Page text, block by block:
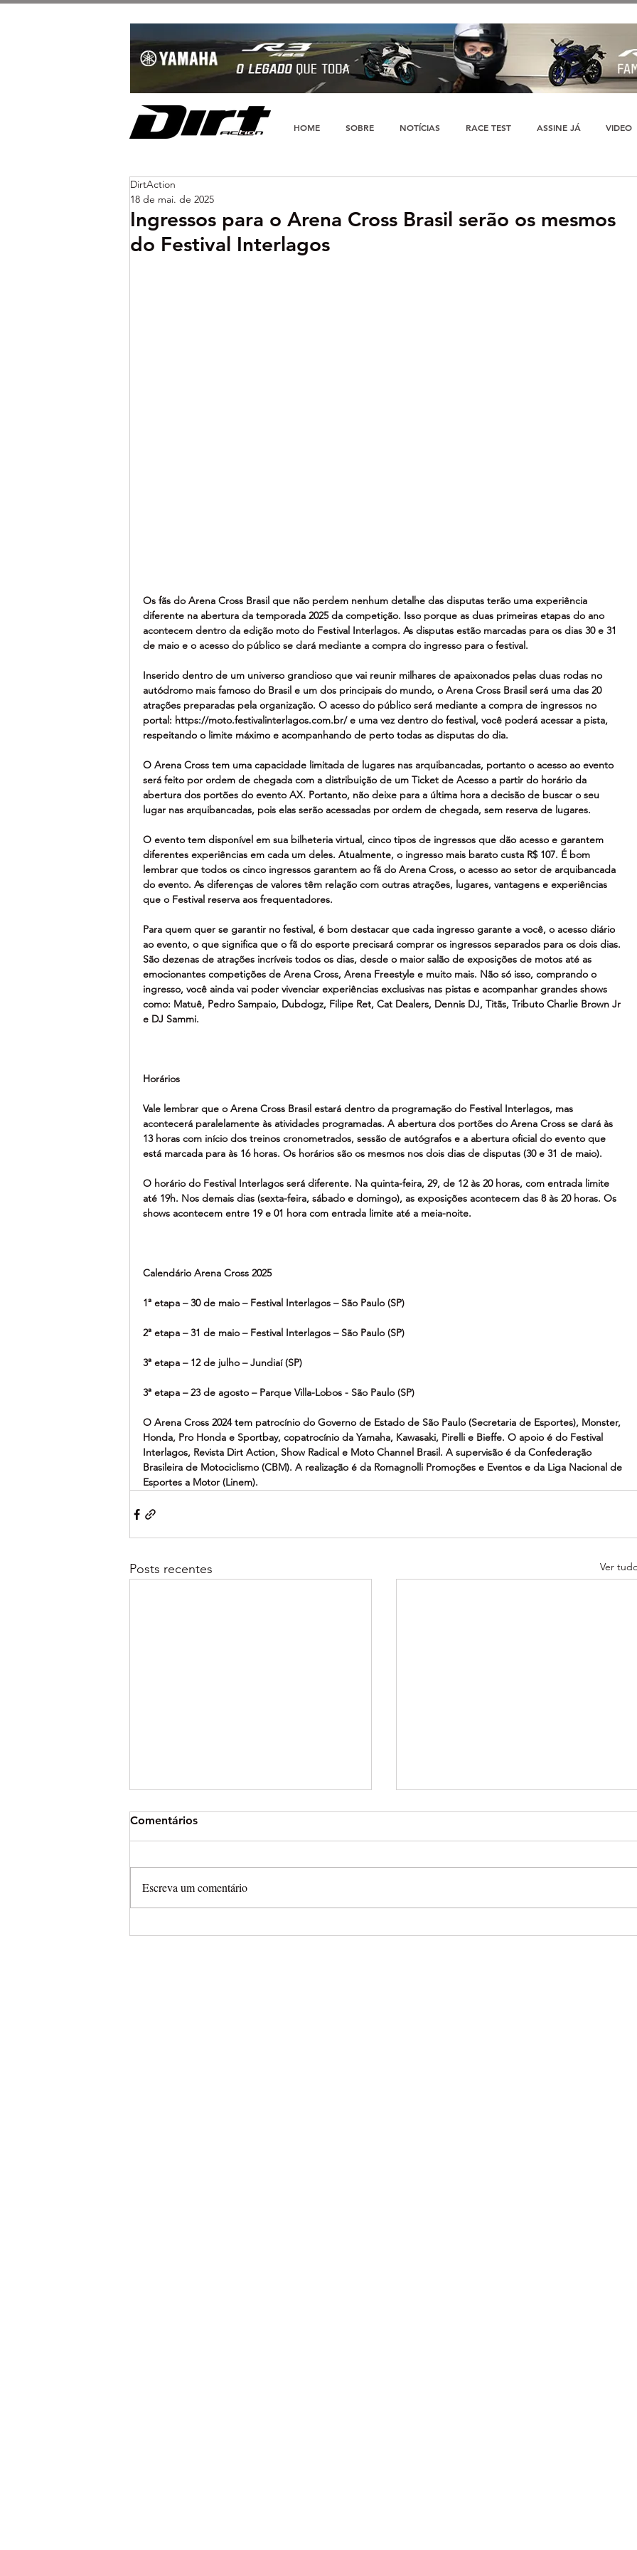
HOME SOBRE NOTÍCIAS RACE TEST ASSINE JÁ VIDEO
Ingressos para o Arena Cross Brasil serão os mesmos
do Festival Interlagos
DirtAction
18 de mai. de 2025
Os fãs do Arena Cross Brasil que não perdem nenhum detalhe das disputas terão uma experiência
diferente na abertura da temporada 2025 da competição. Isso porque as duas primeiras etapas do ano
acontecem dentro da edição moto do Festival Interlagos. As disputas estão marcadas para os dias 30 e 31
de maio e o acesso do público se dará mediante a compra do ingresso para o festival.
Inserido dentro de um universo grandioso que vai reunir milhares de apaixonados pelas duas rodas no
autódromo mais famoso do Brasil e um dos principais do mundo, o Arena Cross Brasil será uma das 20
atrações preparadas pela organização. O acesso do público será mediante a compra de ingressos no
portal: https://moto.festivalinterlagos.com.br/ e uma vez dentro do festival, você poderá acessar a pista,
respeitando o limite máximo e acompanhando de perto todas as disputas do dia.
O Arena Cross tem uma capacidade limitada de lugares nas arquibancadas, portanto o acesso ao evento
será feito por ordem de chegada com a distribuição de um Ticket de Acesso a partir do horário da
abertura dos portões do evento AX. Portanto, não deixe para a última hora a decisão de buscar o seu
lugar nas arquibancadas, pois elas serão acessadas por ordem de chegada, sem reserva de lugares.
O evento tem disponível em sua bilheteria virtual, cinco tipos de ingressos que dão acesso e garantem
diferentes experiências em cada um deles. Atualmente, o ingresso mais barato custa R$ 107. É bom
lembrar que todos os cinco ingressos garantem ao fã do Arena Cross, o acesso ao setor de arquibancada
do evento. As diferenças de valores têm relação com outras atrações, lugares, vantagens e experiências
que o Festival reserva aos frequentadores.
Para quem quer se garantir no festival, é bom destacar que cada ingresso garante a você, o acesso diário
ao evento, o que significa que o fã do esporte precisará comprar os ingressos separados para os dois dias.
São dezenas de atrações incríveis todos os dias, desde o maior salão de exposições de motos até as
emocionantes competições de Arena Cross, Arena Freestyle e muito mais. Não só isso, comprando o
ingresso, você ainda vai poder vivenciar experiências exclusivas nas pistas e acompanhar grandes shows
como: Matuê, Pedro Sampaio, Dubdogz, Filipe Ret, Cat Dealers, Dennis DJ, Titãs, Tributo Charlie Brown Jr
e DJ Sammi.
Horários
Vale lembrar que o Arena Cross Brasil estará dentro da programação do Festival Interlagos, mas
acontecerá paralelamente às atividades programadas. A abertura dos portões do Arena Cross se dará às
13 horas com início dos treinos cronometrados, sessão de autógrafos e a abertura oficial do evento que
está marcada para às 16 horas. Os horários são os mesmos nos dois dias de disputas (30 e 31 de maio).
O horário do Festival Interlagos será diferente. Na quinta-feira, 29, de 12 às 20 horas, com entrada limite
até 19h. Nos demais dias (sexta-feira, sábado e domingo), as exposições acontecem das 8 às 20 horas. Os
shows acontecem entre 19 e 01 hora com entrada limite até a meia-noite.
Calendário Arena Cross 2025
1ª etapa – 30 de maio – Festival Interlagos – São Paulo (SP)
2ª etapa – 31 de maio – Festival Interlagos – São Paulo (SP)
3ª etapa – 12 de julho – Jundiaí (SP)
3ª etapa – 23 de agosto – Parque Villa-Lobos - São Paulo (SP)
O Arena Cross 2024 tem patrocínio do Governo de Estado de São Paulo (Secretaria de Esportes), Monster,
Honda, Pro Honda e Sportbay, copatrocínio da Yamaha, Kawasaki, Pirelli e Bieffe. O apoio é do Festival
Interlagos, Revista Dirt Action, Show Radical e Moto Channel Brasil. A supervisão é da Confederação
Brasileira de Motociclismo (CBM). A realização é da Romagnolli Promoções e Eventos e da Liga Nacional de
Esportes a Motor (Linem).
Posts recentes Ver
Comentários
Escreva um comentário